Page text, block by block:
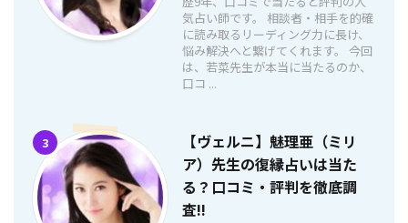
気占い師です。 相談者・相手を的確
に読み取るリーディング力に長け、
悩み解決へと繋げてくれます。 今回
は、若菜先生が本当に当たるのか、
口コ ...
3
【ヴェルニ】魅理亜（ミリ
ア）先生の復縁占いは当た
る？口コミ・評判を徹底調
査!!